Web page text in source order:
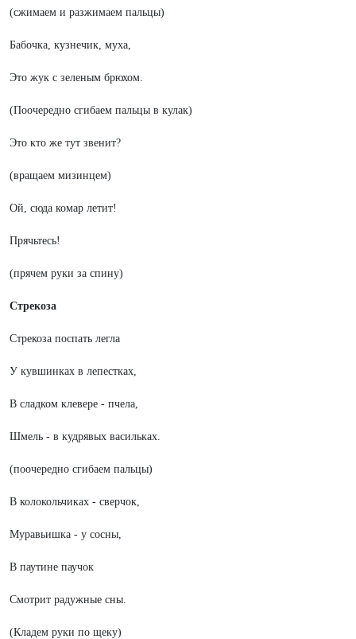
(сжимаем и разжимаем пальцы)
Бабочка, кузнечик, муха,
Это жук с зеленым брюхом.
(Поочередно сгибаем пальцы в кулак)
Это кто же тут звенит?
(вращаем мизинцем)
Ой, сюда комар летит!
Прячьтесь!
(прячем руки за спину)
Стрекоза
Стрекоза поспать легла
У кувшинках в лепестках,
В сладком клевере - пчела,
Шмель - в кудрявых васильках.
(поочередно сгибаем пальцы)
В колокольчиках - сверчок,
Муравьишка - у сосны,
В паутине паучок
Смотрит радужные сны.
(Кладем руки по щеку)